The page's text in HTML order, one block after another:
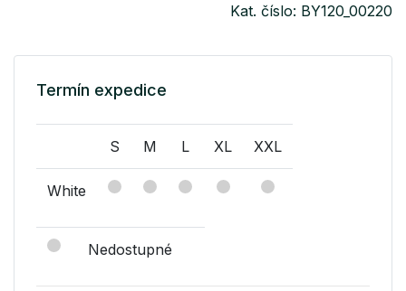
Kat. číslo: BY120_00220
Termín expedice
S M L XL XXL
White
Nedostupné